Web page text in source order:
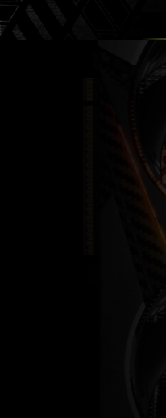
A eficiência da
consumo geral
referência
ofereça